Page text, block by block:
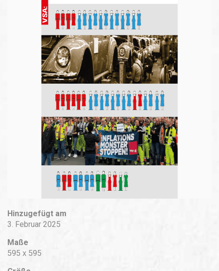
Hinzugefügt am
3. Februar 2025
Maße
595 x 595